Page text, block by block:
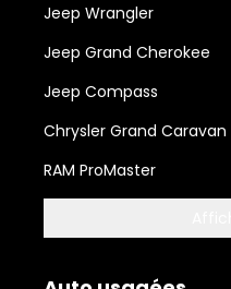
Jeep Wrangler
Jeep Grand Cherokee
Jeep Compass
Chrysler Grand Caravan
RAM ProMaster